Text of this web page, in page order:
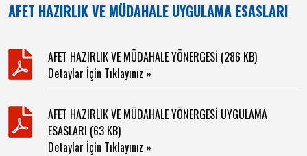
AFET HAZIRLIK VE MÜDAHALE UYGULAMA ESASLARI
AFET HAZIRLIK VE MÜDAHALE YÖNERGESİ (286 KB)
Detaylar İçin Tıklayınız »
AFET HAZIRLIK VE MÜDAHALE YÖNERGESİ UYGULAMA
ESASLARI (63 KB)
Detaylar İçin Tıklayınız »